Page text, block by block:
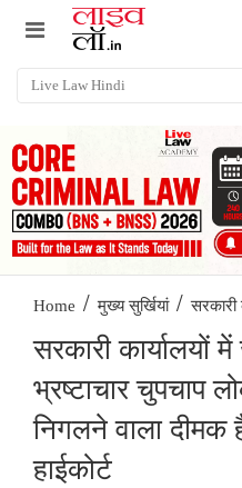
Home / मुख्य सुर्खियां / सरकारी
सरकारी कार्यालयों
भ्रष्टाचार चुपचाप
निगलने वाला दीमक
हाईकोर्ट